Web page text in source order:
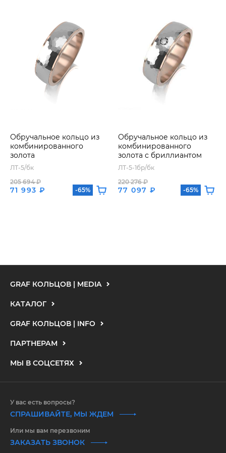
Обручальное кольцо из
комбинированного
золота
ЛТ-5/бк
71 993 ₽
205 694 ₽
-65%
Обручальное кольцо из
комбинированного
золота с бриллиантом
ЛТ-5-1бр/бк
77 097 ₽
220 276 ₽
-65%
GRAF КОЛЬЦОВ | MEDIA
КАТАЛОГ
GRAF КОЛЬЦОВ | INFO
ПАРТНЕРАМ
МЫ В СОЦСЕТЯХ
У вас есть вопросы?
СПРАШИВАЙТЕ, МЫ ЖДЕМ
Или мы вам перезвоним
ЗАКАЗАТЬ ЗВОНОК